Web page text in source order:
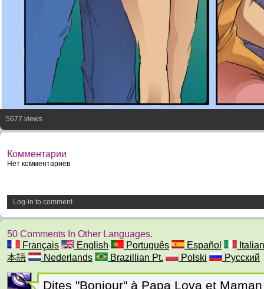
5677 views
Комментарии
Нет комментариев
Log-in to comment
50 Comments In Other Languages.
Français
English Português Español
本語
Nederlands Brazillian Pt. Polski Русский
Dites "Bonjour" à Papa Lova et